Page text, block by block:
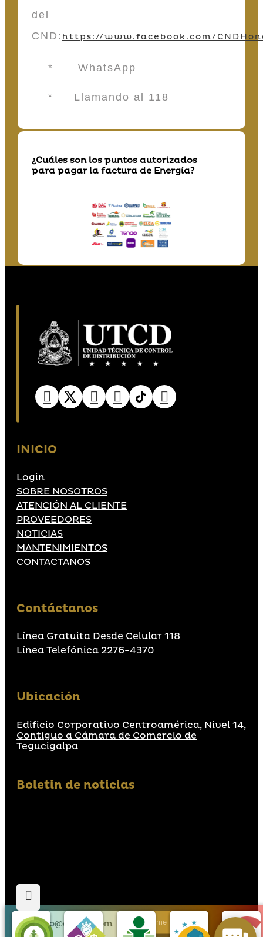
del
CND: https://www.facebook.com/
* WhatsApp
* Llamando al 118
¿Cuáles son los puntos autorizados
para pagar la factura de Energía?
INICIO
Login
SOBRE NOSOTROS
ATENCIÓN AL CLIENTE
PROVEEDORES
NOTICIAS
MANTENIMIENTOS
CONTACTANOS
Contáctanos
Línea Gratuita Desde Celular 118
Línea Telefónica 2276-4370
Ubicación
Edificio Corporativo Centroamérica, Nivel 14,
Contiguo a Cámara de Comercio de
Tegucigalpa
Boletin de noticias
Suscribirme